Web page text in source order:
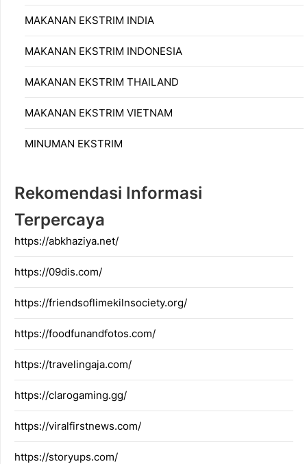
MAKANAN EKSTRIM INDIA
MAKANAN EKSTRIM INDONESIA
MAKANAN EKSTRIM THAILAND
MAKANAN EKSTRIM VIETNAM
MINUMAN EKSTRIM
Rekomendasi Informasi
Terpercaya
https://abkhaziya.net/
https://09dis.com/
https://friendsoflimekilnsociety.org/
https://foodfunandfotos.com/
https://travelingaja.com/
https://clarogaming.gg/
https://viralfirstnews.com/
https://storyups.com/